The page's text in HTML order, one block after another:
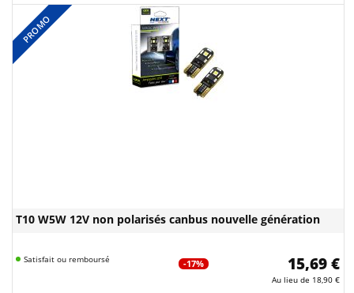
PROMO
T10 W5W 12V non polarisés canbus nouvelle génération
Satisfait ou remboursé -17% 15,69 €
Au lieu de 18,90 €